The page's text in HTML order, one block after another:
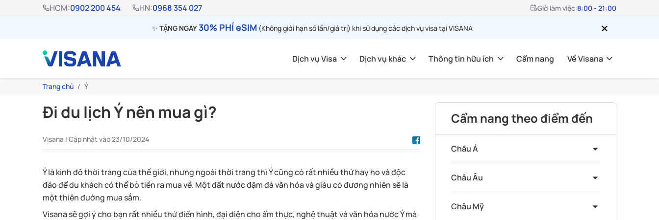
HCM:0902 200 454 HN:0968 354 027 Giờ làm việc:8:00 - 21:00
✨ TẶNG NGAY30% PHÍ eSIM (Không giới hạn số lần/giá trị) khi sử dụng các dịch vụ visa tại VISANA
Dịch vụ Visa Dịch vụ khác Thông tin hữu ích Cẩm nang Về Visana
Trang chủ Ý
Đi du lịch Ý nên mua gì?
Visana | Cập nhật vào 23/10/2024
Ý là kinh đô thời trang của thế giới, nhưng ngoài thời trang thì Ý cũng có rất nhiều thứ hay ho và độc
đáo để du khách có thể bỏ tiền ra mua về. Một đất nước đậm đà văn hóa và giàu có đương nhiên sẽ là
một thiên đường mua sắm.
Visana sẽ gợi ý cho bạn rất nhiều thứ điển hình, đại diện cho ẩm thực, nghệ thuật và văn hóa nước Ý mà
Cẩm nang theo điểm đến
Châu Á
Châu Âu
Châu Mỹ